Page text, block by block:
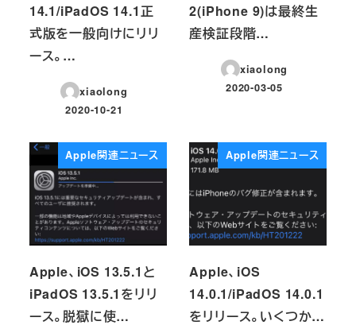
14.1/iPadOS 14.1正
式版を一般向けにリリ
ース。…
xiaolong
投稿日
2020-10-21
2(iPhone 9)は最終生
産検証段階…
xiaolong
投稿日
2020-03-05
Apple関連ニュース
Apple、iOS 13.5.1と
iPadOS 13.5.1をリリ
ース。脱獄に使…
Apple関連ニュース
Apple、iOS
14.0.1/iPadOS 14.0.1
をリリース。いくつか…